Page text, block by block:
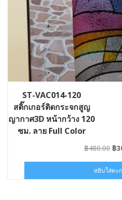
ST-VAC014-120
สติ๊กเกอร์ติดกระจกสูญ
ญากาศ3D หน้ากว้าง 120
ซม. ลาย Full Color
฿480.00
฿
฿
หยิบใส่ตะ